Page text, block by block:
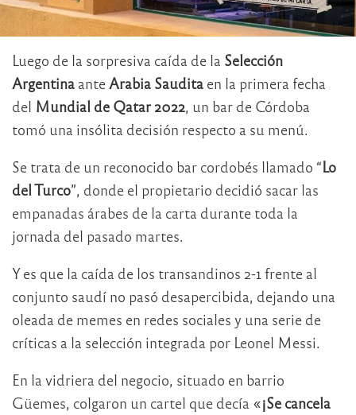
Luego de la sorpresiva caída de la Selección
Argentina ante Arabia Saudita en la primera fecha
del Mundial de Qatar 2022, un bar de Córdoba
tomó una insólita decisión respecto a su menú.
Se trata de un reconocido bar cordobés llamado “Lo
del Turco”, donde el propietario decidió sacar las
empanadas árabes de la carta durante toda la
jornada del pasado martes.
Y es que la caída de los transandinos 2-1 frente al
conjunto saudí no pasó desapercibida, dejando una
oleada de memes en redes sociales y una serie de
críticas a la selección integrada por Leonel Messi.
En la vidriera del negocio, situado en barrio
Güemes, colgaron un cartel que decía «¡Se cancela